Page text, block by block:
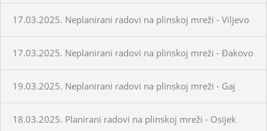
17.03.2025. Neplanirani radovi na plinskoj mreži - Viljevo
17.03.2025. Neplanirani radovi na plinskoj mreži - Đakovo
19.03.2025. Neplanirani radovi na plinskoj mreži - Gaj
18.03.2025. Planirani radovi na plinskoj mreži - Osijek